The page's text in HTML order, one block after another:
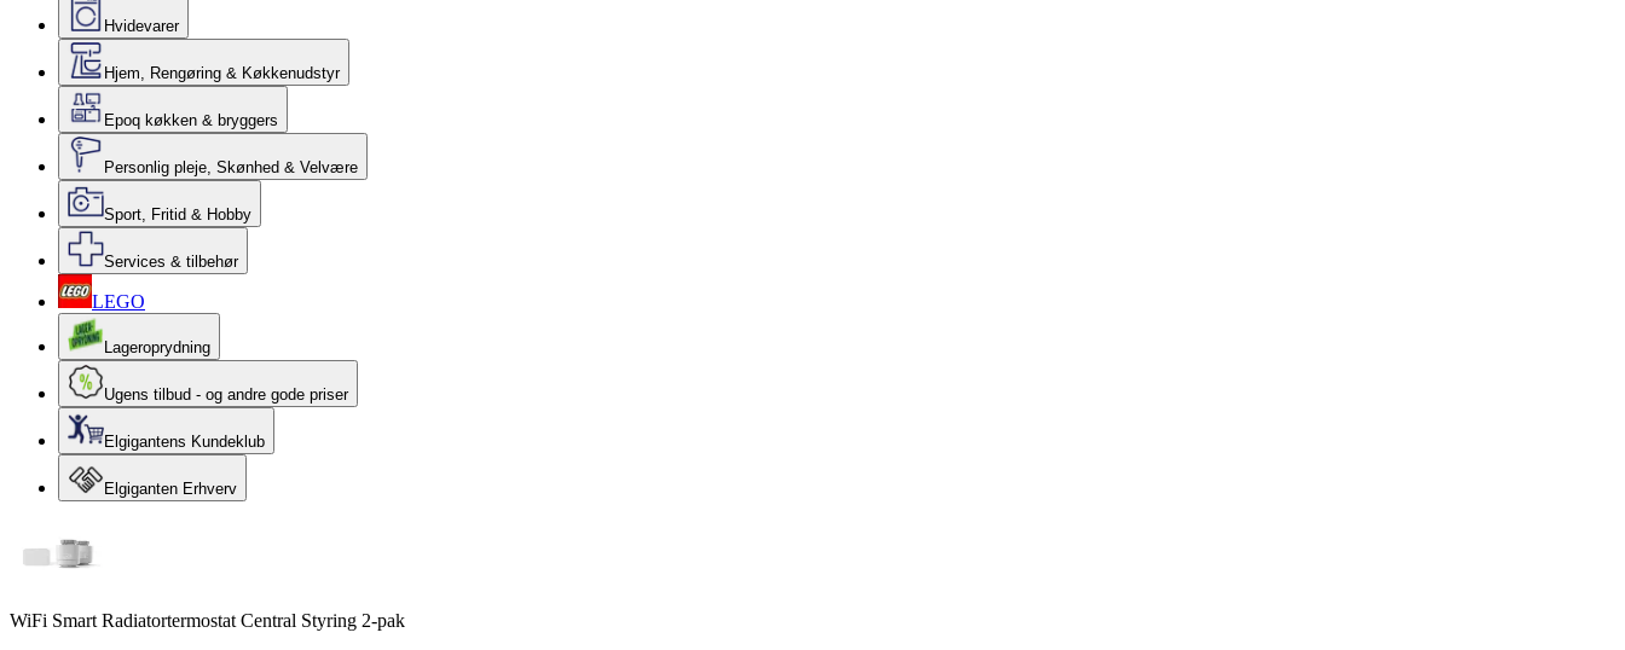
Hvidevarer
Hjem, Rengøring & Køkkenudstyr
Epoq køkken & bryggers
Personlig pleje, Skønhed & Velvære
Sport, Fritid & Hobby
Services & tilbehør
LEGO
Lageroprydning
Ugens tilbud - og andre gode priser
Elgigantens Kundeklub
Elgiganten Erhverv
WiFi Smart Radiatortermostat Central Styring 2-pak